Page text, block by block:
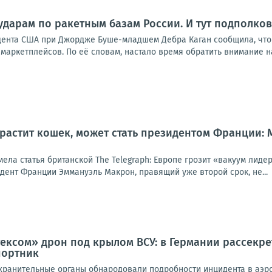
по ракетным базам России. И тут
США при Джордже Буше-младшем Дебра Каган сообщила,
По её словам, настало время обратить внимание
кошек, может стать президентом
статья британской The Telegraph: Европе грозит «вакуум
Франции Эммануэль Макрон, правящий уже второй срок, не...
дрон под крылом ВСУ: в Германии
органы обнародовали подробности инцидента в